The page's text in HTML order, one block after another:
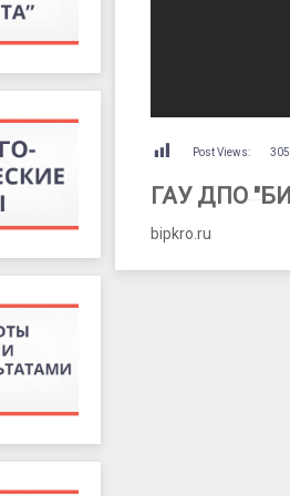
Post Views: 305
ГАУ ДПО
bipkro.ru